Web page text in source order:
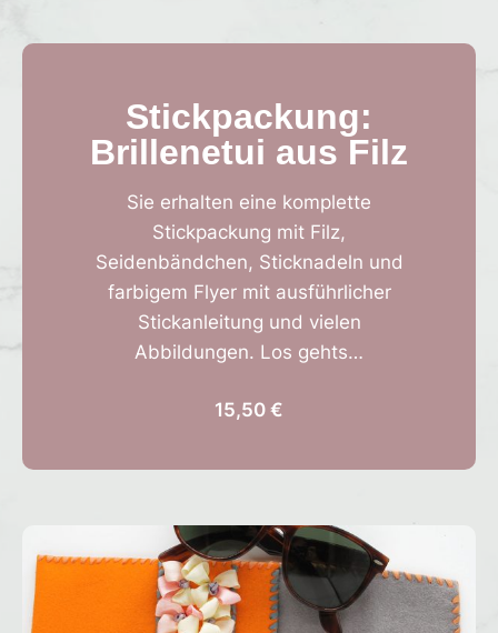
Stickpackung:
Brillenetui aus Filz
Sie erhalten eine komplette
Stickpackung mit Filz,
Seidenbändchen, Sticknadeln und
farbigem Flyer mit ausführlicher
Stickanleitung und vielen
Abbildungen. Los gehts…
15,50 €